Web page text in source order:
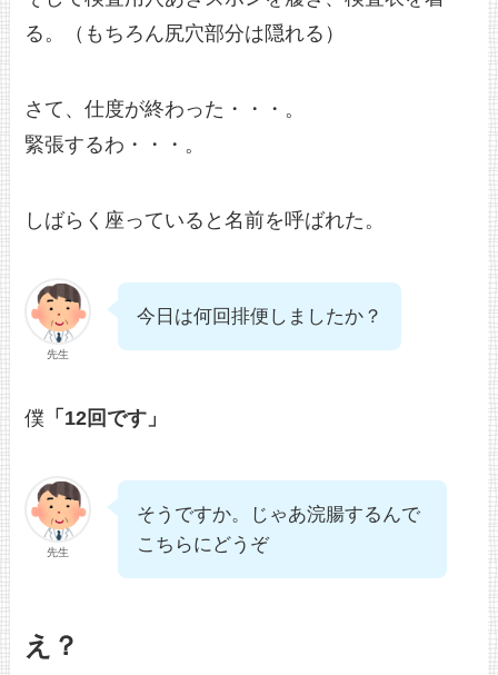
る。（もちろん尻穴部分は隠れる）
さて、仕度が終わった・・・。
緊張するわ・・・。
しばらく座っていると名前を呼ばれた。
先生
今日は何回排便しましたか？
僕 「12回です」
先生
そうですか。じゃあ浣腸するんで
こちらにどうぞ
え？